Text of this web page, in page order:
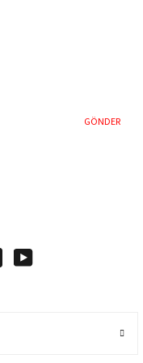
GÖNDER